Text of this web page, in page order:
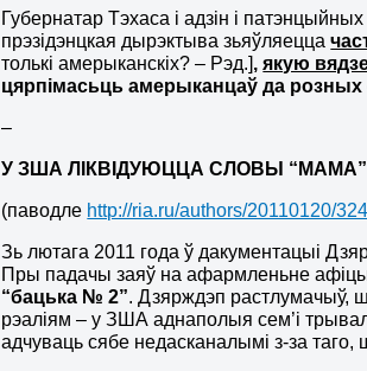
Губернатар Тэхаса і адзін і
прэзідэнцкая дырэктыва зьяўляецца
толькі амерыканскіх? – Рэд.],якую
цярпімасьць амерыканцаў да розных
–
У ЗША ЛІКВІДУЮЦЦА СЛОВЫ “МАМА”
(паводле http://ria.ru/authors/20110120/
Зь лютага 2011 года ў дакументацыі
Пры падачы заяў на афармленьне
“бацька № 2”. Дзярждэп растлумачыў,
рэаліям – у ЗША аднаполыя сем’і
адчуваць сябе недасканалымі з-за таго,